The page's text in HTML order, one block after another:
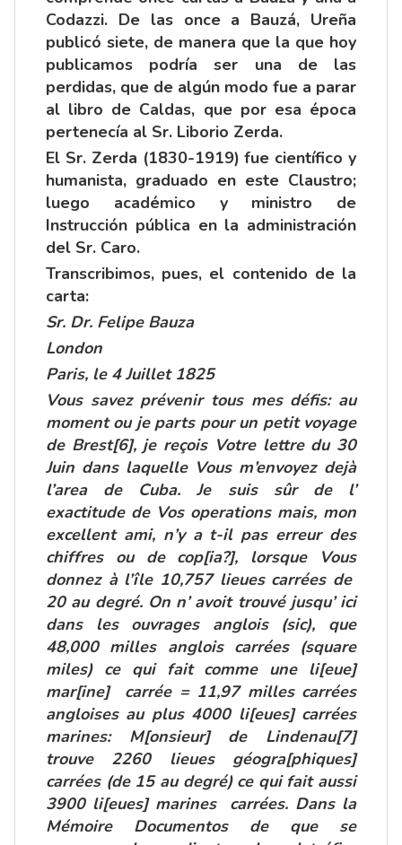
Codazzi. De las once a Bauzá, Ureña
publicó siete, de manera que la que hoy
publicamos podría ser una de las
perdidas, que de algún modo fue a parar
al libro de Caldas, que por esa época
pertenecía al Sr. Liborio Zerda.
El Sr. Zerda (1830-1919) fue científico y
humanista, graduado en este Claustro;
luego académico y ministro de
Instrucción pública en la administración
del Sr. Caro.
Transcribimos, pues, el contenido de la
carta:
Sr. Dr. Felipe Bauza
London
Paris, le 4 Juillet 1825
Vous savez prévenir tous mes défis: au
moment ou je parts pour un petit voyage
de Brest[6], je reçois Votre lettre du 30
Juin dans laquelle Vous m’envoyez dejà
l’area de Cuba. Je suis sûr de l’
exactitude de Vos operations mais, mon
excellent ami, n’y a t-il pas erreur des
chiffres ou de cop[ia?], lorsque Vous
donnez à l’île 10,757 lieues carrées de
20 au degré. On n’ avoit trouvé jusqu’ ici
dans les ouvrages anglois (sic), que
48,000 milles anglois carrées (square
miles) ce qui fait comme une li[eue]
mar[ine] carrée = 11,97 milles carrées
angloises au plus 4000 li[eues] carrées
marines: M[onsieur] de Lindenau[7]
trouve 2260 lieues géogra[phiques]
carrées (de 15 au degré) ce qui fait aussi
3900 li[eues] marines carrées. Dans la
Mémoire Documentos de que se